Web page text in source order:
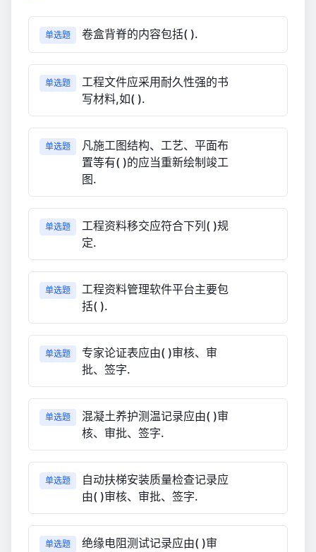
单选题 卷盒背脊的内容包括( ).
单选题
工程文件应采用耐久性强的书
写材料,如( ).
单选题
凡施工图结构、工艺、平面布
置等有( )的应当重新绘制竣工
图.
单选题
工程资料移交应符合下列( )规
定.
单选题
工程资料管理软件平台主要包
括( ).
单选题
专家论证表应由( )审核、审
批、签字.
单选题
混凝土养护测温记录应由( )审
核、审批、签字.
单选题
自动扶梯安装质量检查记录应
由( )审核、审批、签字.
单选题
绝缘电阻测试记录应由( )审